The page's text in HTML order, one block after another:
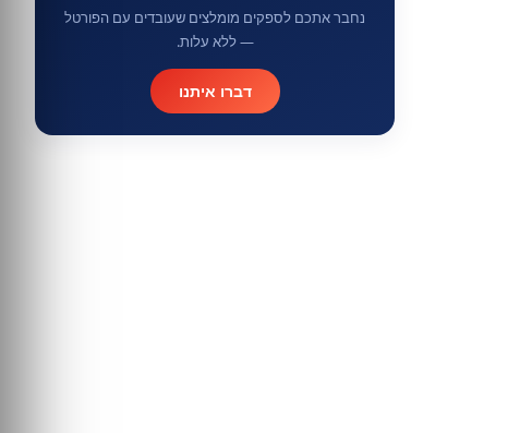
נחבר אתכם לספקים מומלצים שעובדים עם הפורטל
— ללא עלות.
דברו איתנו